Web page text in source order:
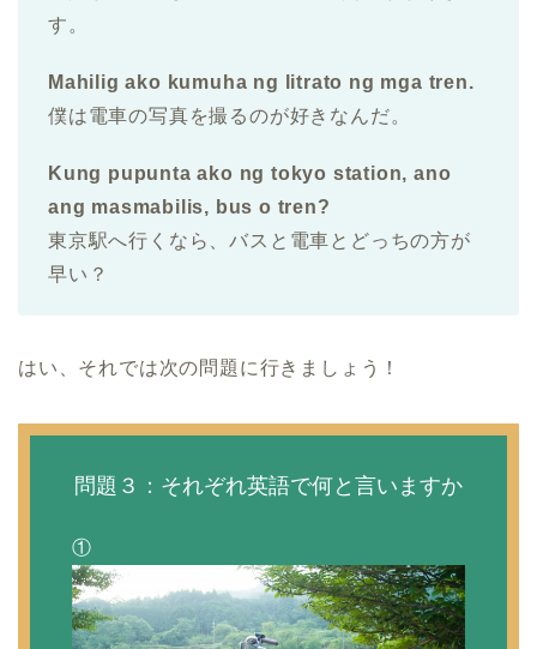
す。
Mahilig ako kumuha ng litrato ng mga tren.
僕は電車の写真を撮るのが好きなんだ。
Kung pupunta ako ng tokyo station, ano
ang masmabilis, bus o tren?
東京駅へ行くなら、バスと電車とどっちの方が
早い？
はい、それでは次の問題に行きましょう！
問題３：それぞれ英語で何と言いますか
①